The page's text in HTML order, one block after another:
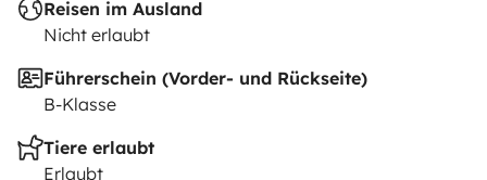
Reisen im Ausland
Nicht erlaubt
Führerschein (Vorder- und Rückseite)
B-Klasse
Tiere erlaubt
Erlaubt